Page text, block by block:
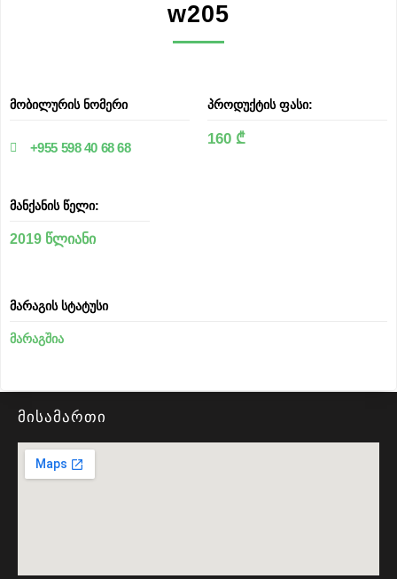
w205
მობილურის ნომერი
+955 598 40 68 68
პროდუქტის ფასი:
160 ₾
მანქანის წელი:
2019 წლიანი
მარაგის სტატუსი
მარაგშია
მისამართი